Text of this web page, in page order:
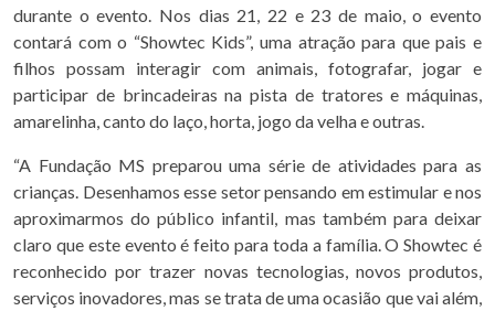
durante o evento. Nos dias 21, 22 e 23 de maio, o evento
contará com o “Showtec Kids”, uma atração para que pais e
filhos possam interagir com animais, fotografar, jogar e
participar de brincadeiras na pista de tratores e máquinas,
amarelinha, canto do laço, horta, jogo da velha e outras.
“A Fundação MS preparou uma série de atividades para as
crianças. Desenhamos esse setor pensando em estimular e nos
aproximarmos do público infantil, mas também para deixar
claro que este evento é feito para toda a família. O Showtec é
reconhecido por trazer novas tecnologias, novos produtos,
serviços inovadores, mas se trata de uma ocasião que vai além,